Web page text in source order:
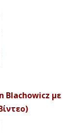
Blachowicz με